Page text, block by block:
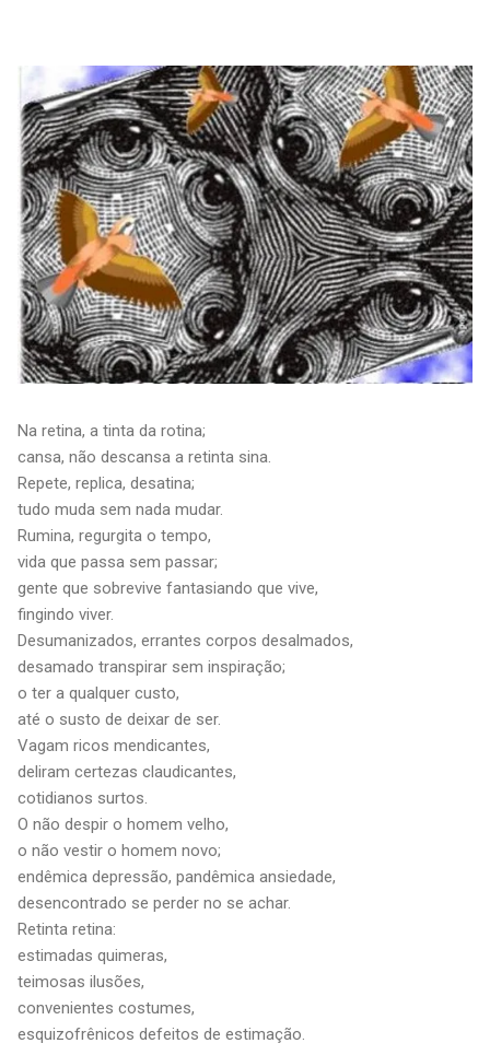
Na retina, a tinta da rotina;
cansa, não descansa a retinta sina.
Repete, replica, desatina;
tudo muda sem nada mudar.
Rumina, regurgita o tempo,
vida que passa sem passar;
gente que sobrevive fantasiando que vive,
fingindo viver.
Desumanizados, errantes corpos desalmados,
desamado transpirar sem inspiração;
o ter a qualquer custo,
até o susto de deixar de ser.
Vagam ricos mendicantes,
deliram certezas claudicantes,
cotidianos surtos.
O não despir o homem velho,
o não vestir o homem novo;
endêmica depressão, pandêmica ansiedade,
desencontrado se perder no se achar.
Retinta retina:
estimadas quimeras,
teimosas ilusões,
convenientes costumes,
esquizofrênicos defeitos de estimação.